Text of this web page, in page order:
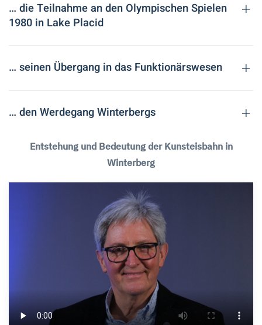
… die Teilnahme an den Olympischen Spielen
1980 in Lake Placid
… seinen Übergang in das Funktionärswesen
… den Werdegang Winterbergs
Entstehung und Bedeutung der Kunsteisbahn in
Winterberg